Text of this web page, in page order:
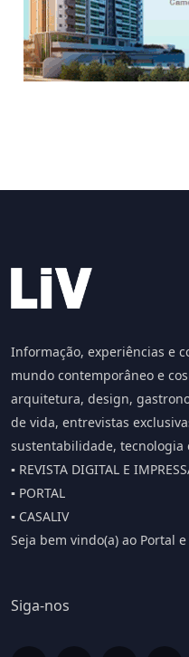
Informação, experiências e
mundo contemporâneo e
arquitetura, design,
de vida, entrevistas
sustentabilidade, tecnologia
▪️ REVISTA DIGITAL E
▪️ PORTAL
▪️ CASALIV
Seja bem vindo(a) ao Portal e
Siga-nos